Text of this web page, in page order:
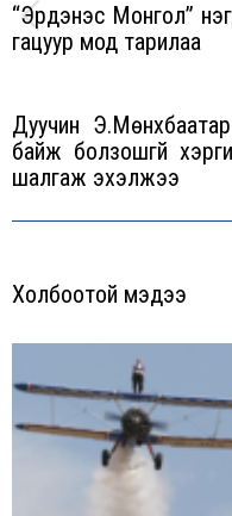
“Эрдэнэс Монгол”
гацуур мод тарилаа
Дуучин
байж болзошгүй
шалгаж эхэлжээ
Холбоотой мэдээ